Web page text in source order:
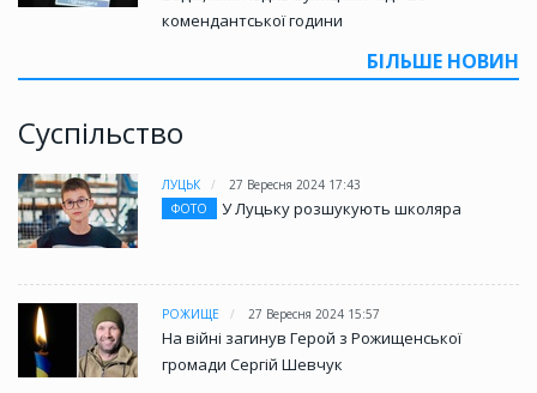
комендантської години
БІЛЬШЕ НОВИН
Суспільство
ЛУЦЬК
27 Вересня 2024 17:43
ФОТО
У Луцьку розшукують школяра
РОЖИЩЕ 27 Вересня 2024 15:57
На війні загинув Герой з Рожищенської
громади Сергій Шевчук